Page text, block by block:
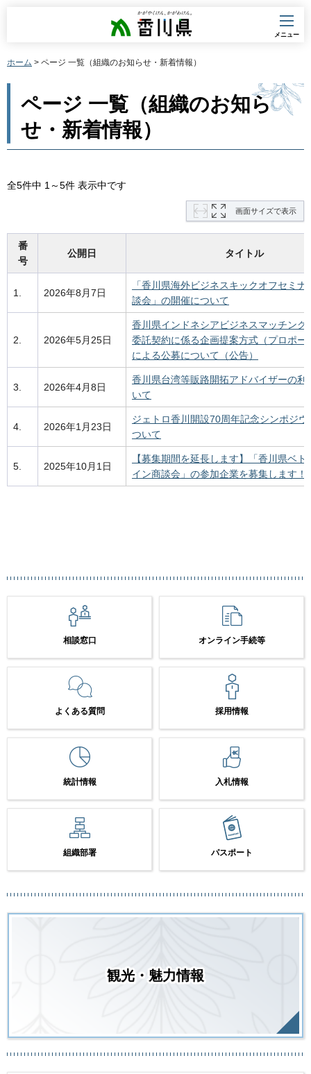
香川県
メニュー
ホーム > ページ 一覧（組織のお知らせ・新着情報）
ページ 一覧（組織のお知ら
せ・新着情報）
全5件中 1～5件 表示中です
画面サイズで表示
番
号
公開日 タイトル
1. 2026年8月7日
「香川県海外ビジネスキックオフセミナ
談会」の開催について
2. 2026年5月25日
香川県インドネシアビジネスマッチング
委託契約に係る企画提案方式（プロポー
による公募について（公告）
3. 2026年4月8日
香川県台湾等販路開拓アドバイザーの利
いて
4. 2026年1月23日
ジェトロ香川開設70周年記念シンポジ
ついて
5. 2025年10月1日
【募集期間を延長します】「香川県ベト
イン商談会」の参加企業を募集します！
相談窓口 オンライン手続等
よくある質問 採用情報
統計情報 入札情報
組織部署 パスポート
観光・魅力情報